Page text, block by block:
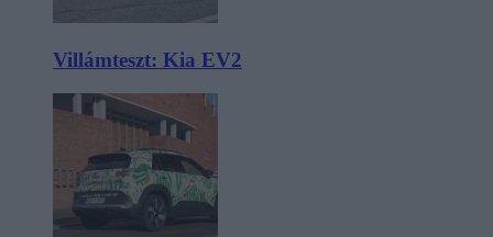
Villámteszt: Kia EV2